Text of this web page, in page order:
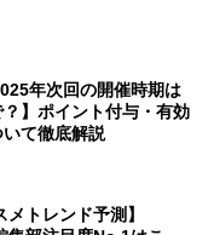
年次回の開催時期は
】ポイント付与・有効
て徹底解説
メトレンド予測】